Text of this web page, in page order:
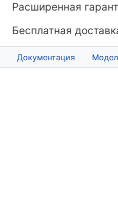
Расширенная
Бесплатная
Документация